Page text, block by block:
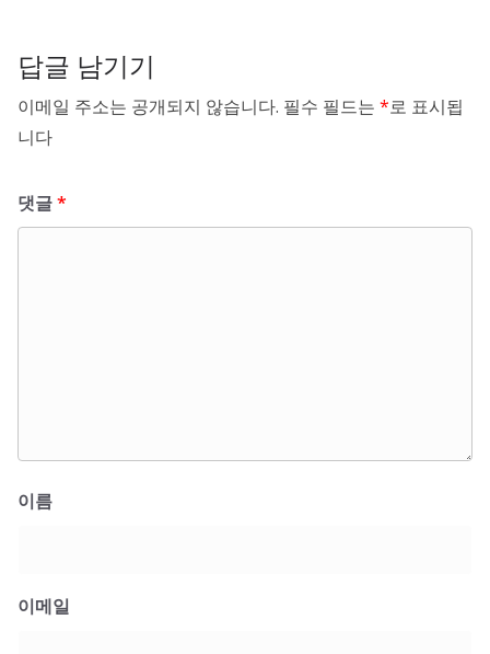
답글 남기기
이메일 주소는 공개되지 않습니다. 필수 필드는 *로 표시됩
니다
댓글*
이름
이메일